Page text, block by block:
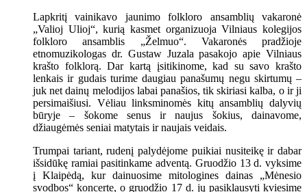
Lapkritį vainikavo jaunimo folkloro ansamblių vakaronė
„Valioj Ulioj“, kurią kasmet organizuoja Vilniaus kolegijos
folkloro ansamblis „Želmuo“. Vakaronės pradžioje
etnomuzikologas dr. Gustaw Juzala pasakojo apie Vilniaus
krašto folklorą. Dar kartą įsitikinome, kad su savo krašto
lenkais ir gudais turime daugiau panašumų negu skirtumų –
juk net dainų melodijos labai panašios, tik skiriasi kalba, o ir ji
persimaišiusi. Vėliau linksminomės kitų ansamblių dalyvių
būryje – šokome senus ir naujus šokius, dainavome,
džiaugėmės seniai matytais ir naujais veidais.
Trumpai tariant, rudenį palydėjome puikiai nusiteikę ir dabar
išsidūkę ramiai pasitinkame adventą. Gruodžio 13 d. vyksime
į Klaipėdą, kur dainuosime mitologines dainas „Mėnesio
svodbos“ koncerte, o gruodžio 17 d. jų pasiklausyti kviesime